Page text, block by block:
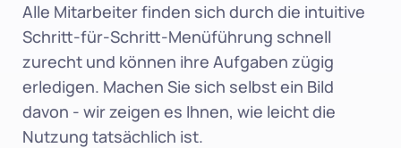
Alle Mitarbeiter finden sich durch die intuitive
Schritt-für-Schritt-Menüführung schnell
zurecht und können ihre Aufgaben zügig
erledigen. Machen Sie sich selbst ein Bild
davon - wir zeigen es Ihnen, wie leicht die
Nutzung tatsächlich ist.